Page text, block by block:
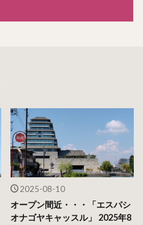
2025-08-10
オープン間近・・・「エスパシ
オナゴヤキャッスル」 2025年8